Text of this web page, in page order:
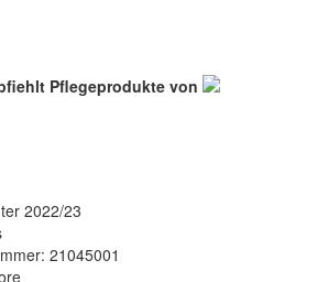
Pflegeprodukte von
2022/23
21045001